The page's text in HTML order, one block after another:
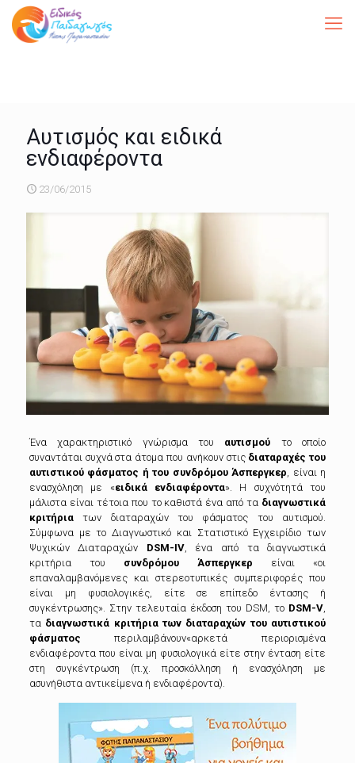
Αυτισμός και ειδικά
ενδιαφέροντα
23/06/2015
Ένα χαρακτηριστικό γνώρισμα του αυτισμού το οποίο
συναντάται συχνά στα άτομα που ανήκουν στις διαταραχές του
αυτιστικού φάσματος ή του συνδρόμου Άσπεργκερ
είναι η
ενασχόληση με «ειδικά ενδιαφέροντα». Η συχνότητά του
μάλιστα είναι τέτοια που το καθιστά ένα από τα διαγνωστικά
κριτήριατων διαταραχών του φάσματος του αυτισμού.
Σύμφωνα με το Διαγνωστικό και Στατιστικό Εγχειρίδιο των
Ψυχικών Διαταραχών DSM-IV, ένα από τα διαγνωστικά
κριτήρια του συνδρόμου Άσπεργκερ είναι «οι
επαναλαμβανόμενες και στερεοτυπικές συμπεριφορές που
είναι μη φυσιολογικές, είτε σε επίπεδο έντασης ή
συγκέντρωσης». Στην τελευταία έκδοση του DSM, το DSM-V
τα διαγνωστικά κριτήρια των διαταραχών του αυτιστικού
φάσματος περιλαμβάνουν«αρκετά περιορισμένα
ενδιαφέροντα που είναι μη φυσιολογικά είτε στην ένταση είτε
στη συγκέντρωση (π.χ. προσκόλληση ή ενασχόληση με
ασυνήθιστα αντικείμενα ή ενδιαφέροντα).